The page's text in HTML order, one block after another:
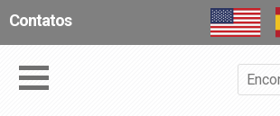
Contatos